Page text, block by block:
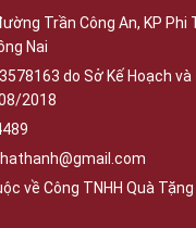
Trần Công An, KP
Nai
do Sở Kế Hoạch
2018
về Công TNHH Quà